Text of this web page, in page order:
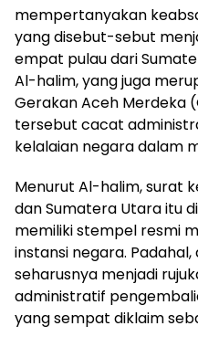
mempertanyakan
yang disebut-sebut
empat pulau dari
Al-halim, yang juga
Gerakan Aceh Merdeka
tersebut cacat
kelalaian negara dalam
Menurut Al-halim, surat
dan Sumatera Utara itu
memiliki stempel resmi
instansi negara.
seharusnya menjadi
administratif
yang sempat diklaim